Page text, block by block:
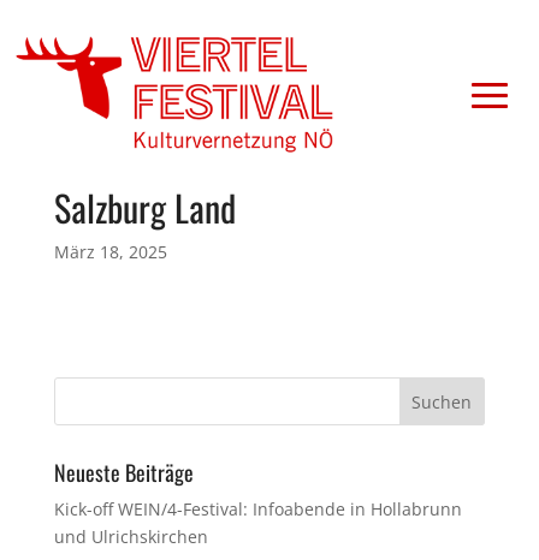
Salzburg Land
März 18, 2025
Neueste Beiträge
Kick-off WEIN/4-Festival: Infoabende in Hollabrunn
und Ulrichskirchen